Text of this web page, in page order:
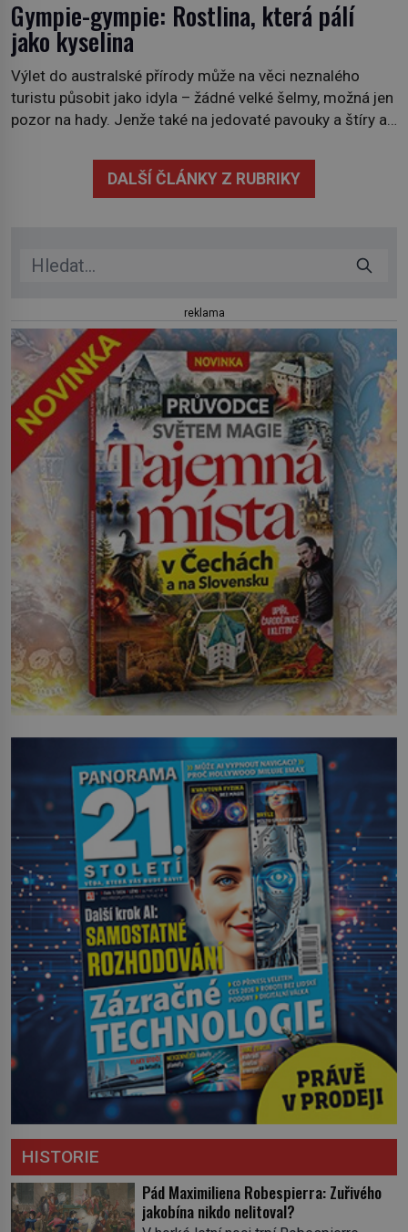
Gympie-gympie: Rostlina, která pálí
jako kyselina
Výlet do australské přírody může na věci neznalého
turistu působit jako idyla – žádné velké šelmy, možná jen
pozor na hady. Jenže také na jedovaté pavouky a štíry a
Stačí letmý dotyk a ozve se pronikavá bolest, která
přetrvává i týdny. Nenápadný tento […]
DALŠÍ ČLÁNKY Z RUBRIKY
reklama
HISTORIE
Pád Maximiliena Robespierra: Zuřivého
jakobína nikdo nelitoval?